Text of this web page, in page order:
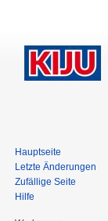
Hauptseite
Letzte Änderungen
Zufällige Seite
Hilfe